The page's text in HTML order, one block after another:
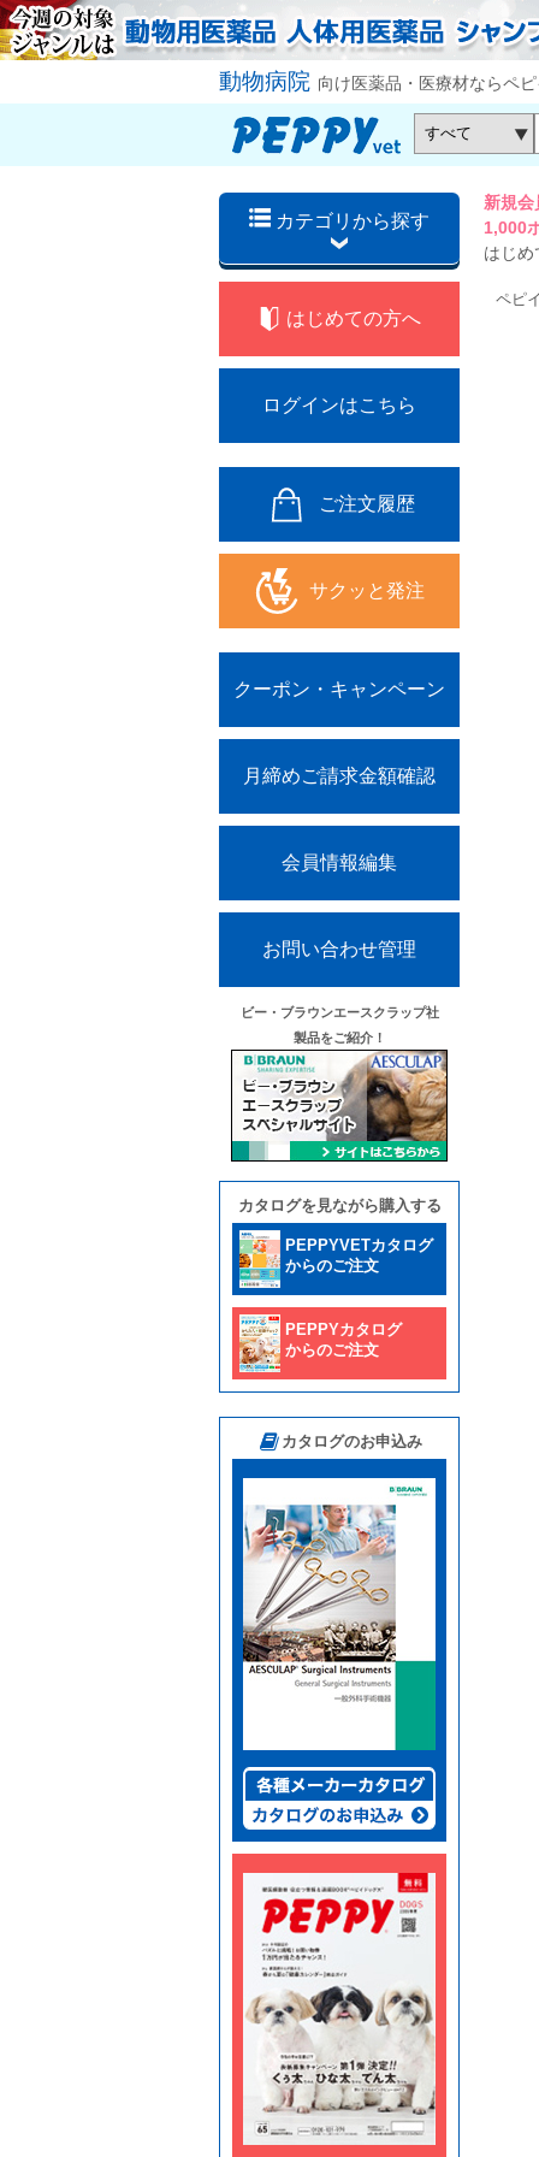
動物病院 向け医薬品・医療材ならペ
カテゴリから探す
新規
1,000
はじめ
はじめての方へ
ログインはこちら
ご注文履歴
サクッと発注
クーポン・キャンペーン
月締めご請求金額確認
会員情報編集
お問い合わせ管理
ビー・ブラウンエースクラップ社
製品をご紹介！
カタログを見ながら購入する
PEPPYVETカタログ
からのご注文
PEPPYカタログ
からのご注文
カタログのお申込み
ペピ